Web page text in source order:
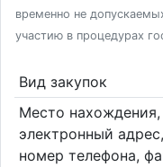
временно не
участию в процедурах
Вид закупок
Место нахождения,
электронный адрес,
номер телефона,